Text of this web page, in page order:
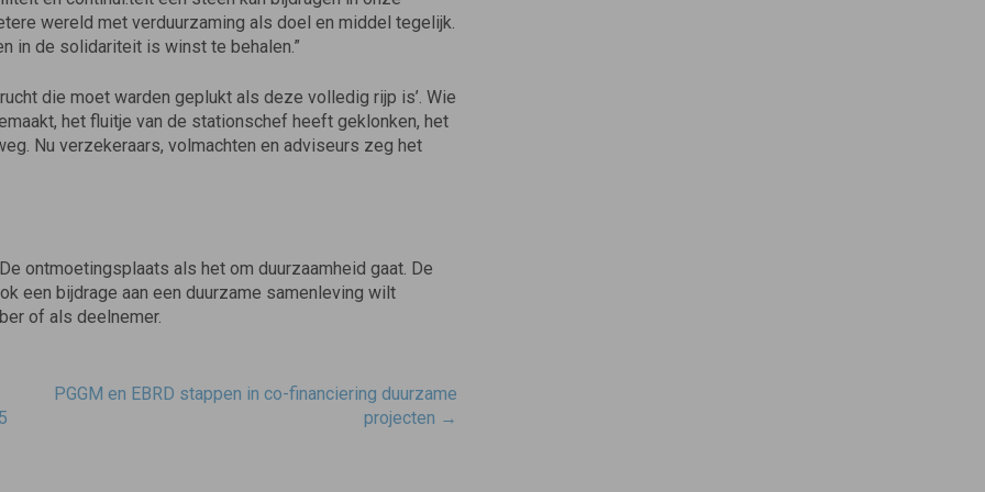
wereld met verduurzaming als doel en mid­del tegelijk.
in de solidariteit is winst te behalen.”
die moet warden geplukt als deze volledig rijp is’. Wie
het fluitje van de stationschef heeft ge­klonken, het
Nu verzekeraars, volmachten en ad­viseurs zeg het
ont­moetingsplaats als het om duurzaamheid gaat. De
een bijdrage aan een duurzame samenleving wilt
of als deelnemer.
PGGM en EBRD stappen in co-financiering duurzame
projecten →